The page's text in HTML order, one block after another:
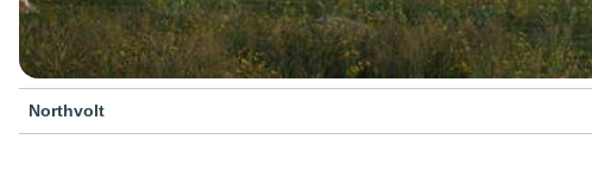
Northvolt